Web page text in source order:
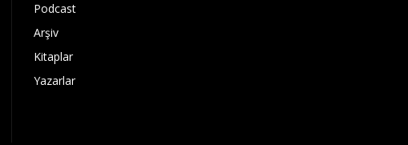
Podcast
Arşiv
Kitaplar
Yazarlar